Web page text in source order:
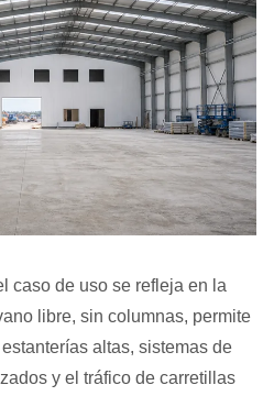
caso de uso se refleja en la
libre, sin columnas, permite
altas, sistemas de
y el tráfico de carretillas